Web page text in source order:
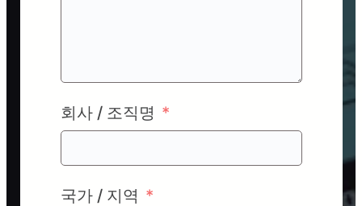
회사 / 조직명
국가 / 지역